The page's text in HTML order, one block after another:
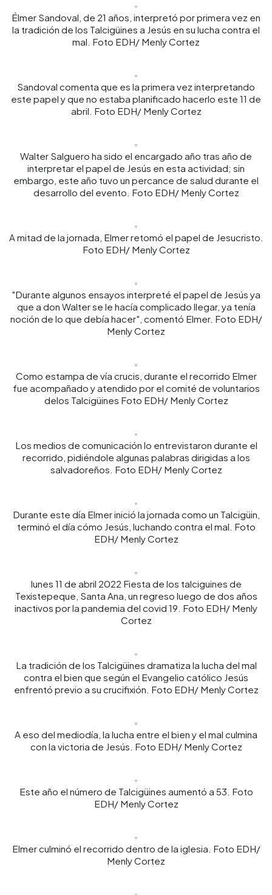
Élmer Sandoval, de 21 años, interpretó por primera vez en
la tradición de los Talcigüines a Jesús en su lucha contra el
mal. Foto EDH/ Menly Cortez
Sandoval comenta que es la primera vez interpretando
este papel y que no estaba planificado hacerlo este 11 de
abril. Foto EDH/ Menly Cortez
Walter Salguero ha sido el encargado año tras año de
interpretar el papel de Jesús en esta actividad; sin
embargo, este año tuvo un percance de salud durante el
desarrollo del evento. Foto EDH/ Menly Cortez
A mitad de la jornada, Elmer retomó el papel de Jesucristo.
Foto EDH/ Menly Cortez
"Durante algunos ensayos interpreté el papel de Jesús ya
que a don Walter se le hacía complicado llegar, ya tenía
noción de lo que debía hacer", comentó Elmer. Foto EDH/
Menly Cortez
Como estampa de vía crucis, durante el recorrido Elmer
fue acompañado y atendido por el comité de voluntarios
delos Talcigüines Foto EDH/ Menly Cortez
Los medios de comunicación lo entrevistaron durante el
recorrido, pidiéndole algunas palabras dirigidas a los
salvadoreños. Foto EDH/ Menly Cortez
Durante este día Elmer inició la jornada como un Talcigüin,
terminó el día cómo Jesús, luchando contra el mal. Foto
EDH/ Menly Cortez
lunes 11 de abril 2022 Fiesta de los talciguines de
Texistepeque, Santa Ana, un regreso luego de dos años
inactivos por la pandemia del covid 19. Foto EDH/ Menly
Cortez
La tradición de los Talcigüines dramatiza la lucha del mal
contra el bien que según el Evangelio católico Jesús
enfrentó previo a su crucifixión. Foto EDH/ Menly Cortez
A eso del mediodía, la lucha entre el bien y el mal culmina
con la victoria de Jesús. Foto EDH/ Menly Cortez
Este año el número de Talcigüines aumentó a 53. Foto
EDH/ Menly Cortez
Elmer culminó el recorrido dentro de la iglesia. Foto EDH/
Menly Cortez